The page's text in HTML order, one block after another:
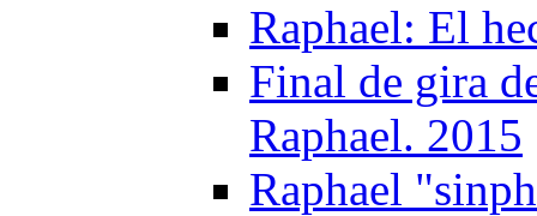
Raphael: El
Final de gira
Raphael. 2015
Raphael